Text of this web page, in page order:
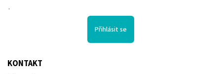
.
Přihlásit se
KONTAKT